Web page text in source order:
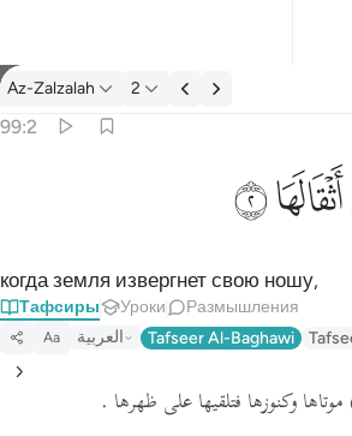
Тафсир: Az-Zalzalah 99:2
Az-Zalzalah 2
99:2
ﱼﱽ
когда земля извергнет свою ношу,
Тафсиры Уроки Размышления
Aa العربية Tafseer Al-Baghawi
موتاها وكنوزها فتلقيها على ظهرها .